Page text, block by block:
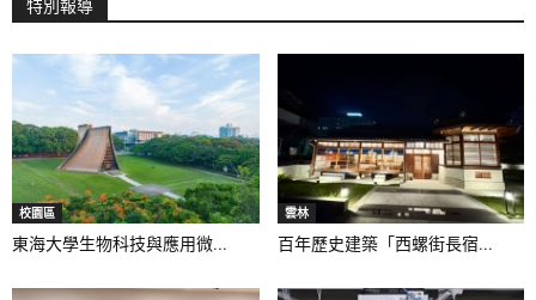
特別報導
校園區
東海大學生物科技與應用微...
雲林
百年歷史建築「西螺街長宿...